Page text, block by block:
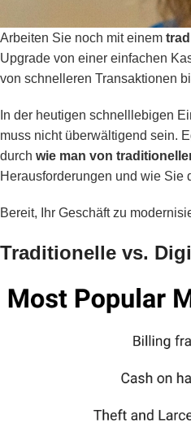
Arbeiten Sie noch mit einem
Upgrade von einer einfachen
von schnelleren Transaktionen
In der heutigen schnelllebigen
muss nicht überwältigend sein.
durch wie man von
Herausforderungen und wie Sie
Bereit, Ihr Geschäft zu
Traditionelle vs.